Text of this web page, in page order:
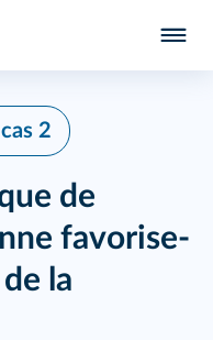
2
de
favorise-
la